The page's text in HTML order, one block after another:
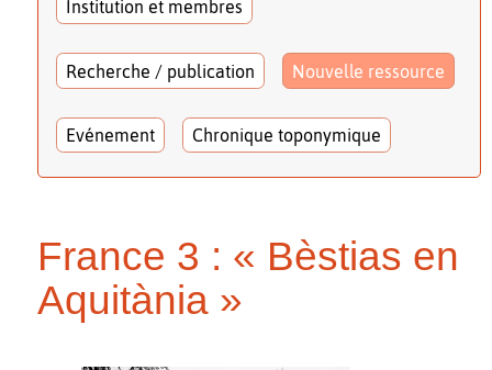
Institution et membres
Recherche / publication Nouvelle ressource
Evénement Chronique toponymique
France 3 : « Bèstias en
Aquitània »